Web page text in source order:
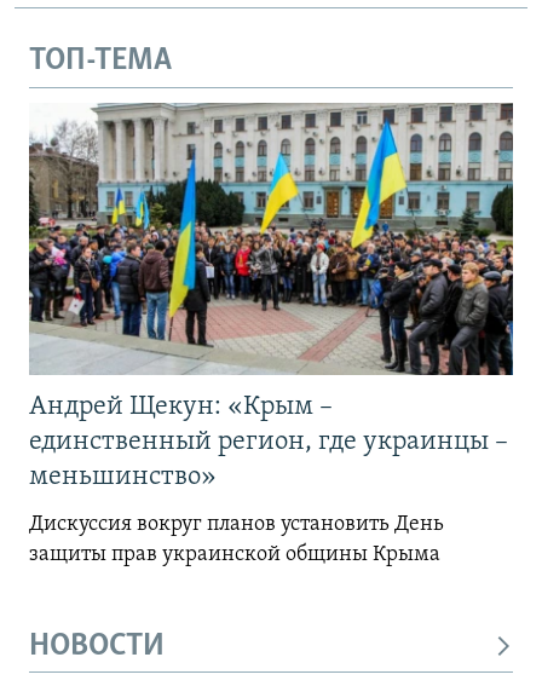
ТОП-ТЕМА
Андрей Щекун: «Крым –
единственный регион, где украинцы –
меньшинство»
Дискуссия вокруг планов установить День
защиты прав украинской общины Крыма
НОВОСТИ